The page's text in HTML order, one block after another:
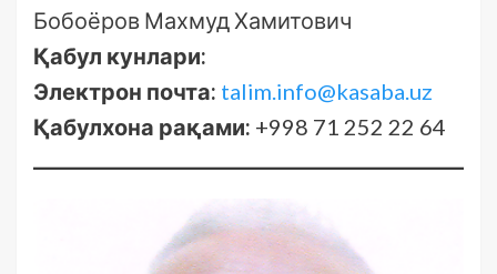
Бобоёров Махмуд Хамитович
Қабул кунлари:
Электрон почта: talim.info@kasaba.uz
Қабулхона рақами: +998 71 252 22 64